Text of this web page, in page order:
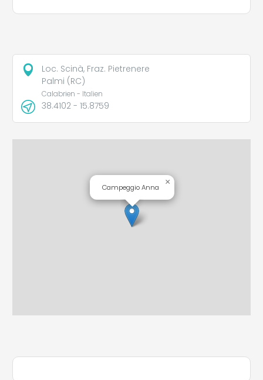
Loc. Scinà, Fraz. Pietrenere
Palmi (RC)
Calabrien - Italien
38.4102 - 15.8759
Campeggio Anna
×